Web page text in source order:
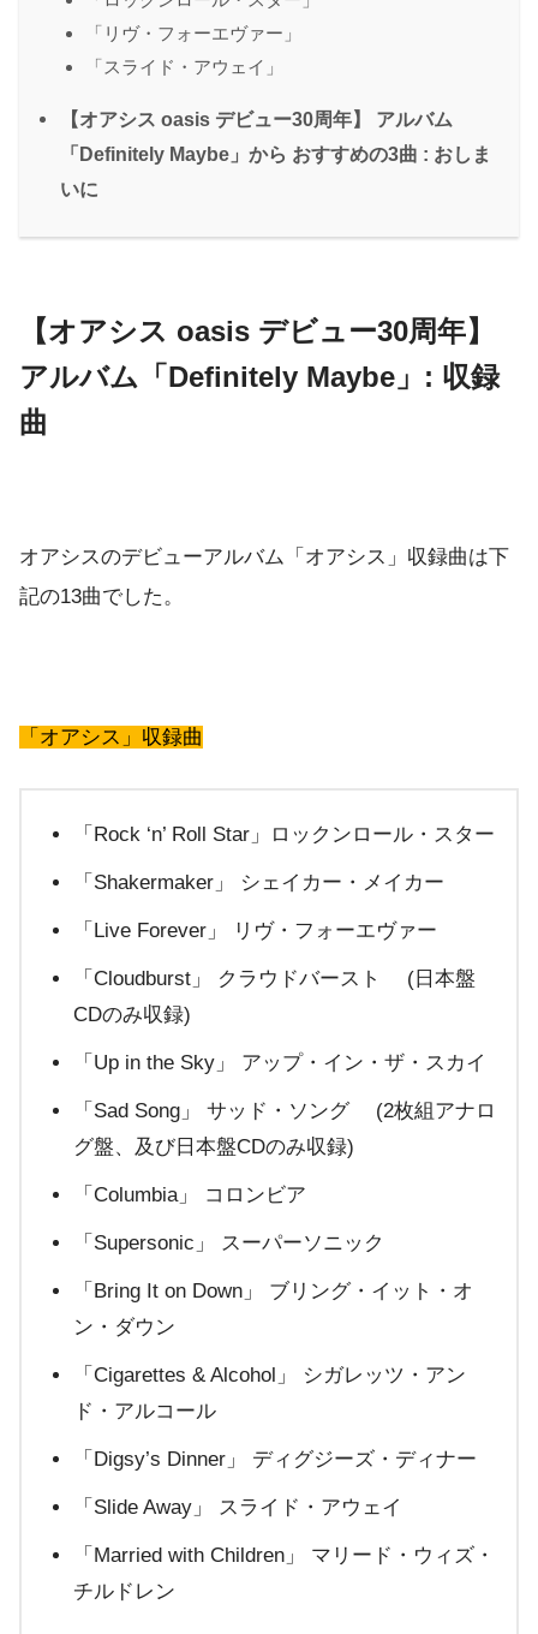
「リヴ・フォーエヴァー」
「スライド・アウェイ」
【オアシス oasis デビュー30周年】 アルバム
「Definitely Maybe」から おすすめの3曲 : おしま
いに
【オアシス oasis デビュー30周年】
アルバム「Definitely Maybe」: 収録
曲
オアシスのデビューアルバム「オアシス」収録曲は下
記の13曲でした。
「オアシス」収録曲
「Rock ‘n’ Roll Star」ロックンロール・スター
「Shakermaker」 シェイカー・メイカー
「Live Forever」 リヴ・フォーエヴァー
「Cloudburst」 クラウドバースト (日本盤
CDのみ収録)
「Up in the Sky」 アップ・イン・ザ・スカイ
「Sad Song」 サッド・ソング (2枚組アナロ
グ盤、及び日本盤CDのみ収録)
「Columbia」 コロンビア
「Supersonic」 スーパーソニック
「Bring It on Down」 ブリング・イット・オ
ン・ダウン
「Cigarettes & Alcohol」 シガレッツ・アン
ド・アルコール
「Digsy’s Dinner」 ディグジーズ・ディナー
「Slide Away」 スライド・アウェイ
「Married with Children」 マリード・ウィズ・
チルドレン